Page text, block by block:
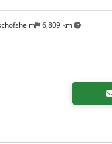
6,809 km